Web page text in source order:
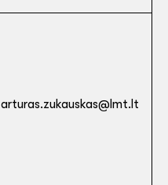
arturas.zukauskas@lmt.lt